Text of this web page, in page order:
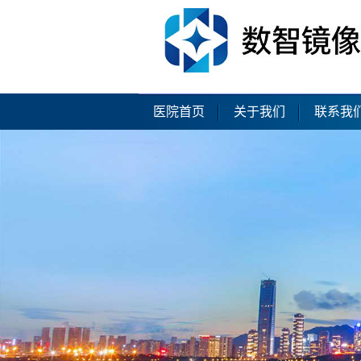
医院首页 关于我们 联系我